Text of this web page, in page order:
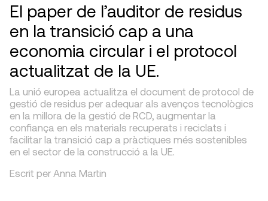
El paper de l’auditor de residus
en la transició cap a una
economia circular i el protocol
actualitzat de la UE.
La unió europea actualitza el document de protocol de
gestió de residus per adequar als avenços tecnològics
en la millora de la gestió de RCD, augmentar la
confiança en els materials recuperats i reciclats i
facilitar la transició cap a pràctiques més sostenibles
en el sector de la construcció a la UE.
Escrit per Anna Martin